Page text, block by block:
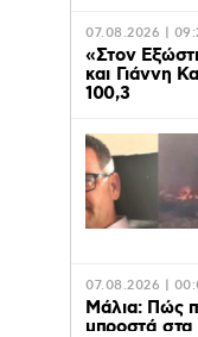
07.08.2026 |
«Στον
και Γιάννη
100,3
07.08.2026 |
Μάλια: Πώς
μπροστά στα